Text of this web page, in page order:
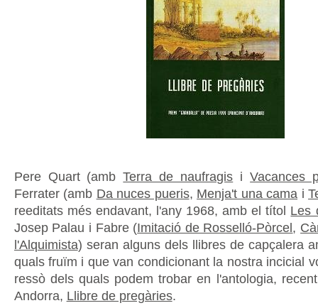
Pere Quart (ambTerra de naufragis iVacances
Ferrater (amb Da nuces pueris, Menja't una cama i
reeditats més endavant, l'any 1968, amb el títol Les
Josep Palau i Fabre (Imitació de Rosselló-Pòrcel,
l'Alquimista) seran alguns dels llibres de capçalera
quals fruïm i que van condicionant la nostra incicial
ressò dels quals podem trobar en l'antologia,
Andorra, Llibre de pregàries.